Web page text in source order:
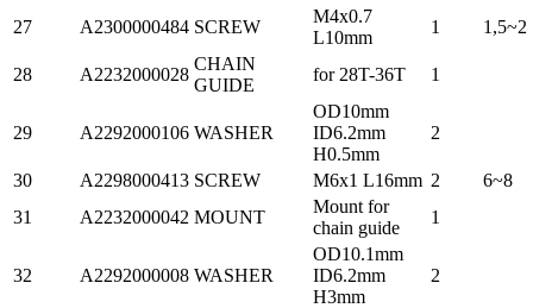
27 A2300000484 SCREW
M4x0.7
L10mm
1 1,5~2
28 A2232000028
CHAIN
GUIDE
for 28T-36T 1
29 A2292000106 WASHER
OD10mm
ID6.2mm
H0.5mm
2
30 A2298000413 SCREW M6x1 L16mm 2
6~8
31
A2232000042 MOUNT
Mount for
chain guide
1
32 A2292000008 WASHER
OD10.1mm
ID6.2mm
H3mm
2